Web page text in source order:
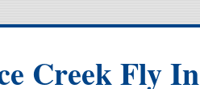
Creek Fly